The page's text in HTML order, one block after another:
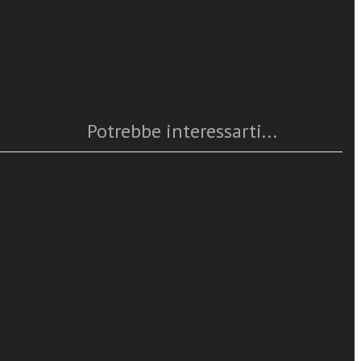
Un viaggio
Potrebbe interessarti...